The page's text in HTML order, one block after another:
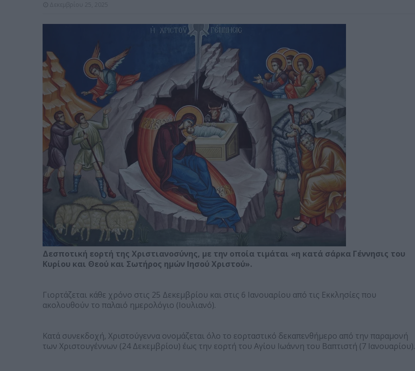
Δεσποτική εορτή της Χριστιανοσύνης, με την οποία τιμάται «η κατά σάρκα Γέννησις του
Κυρίου και Θεού και Σωτήρος ημών Ιησού Χριστού».
Γιορτάζεται κάθε χρόνο στις 25 Δεκεμβρίου και στις 6 Ιανουαρίου από τις Εκκλησίες που
ακολουθούν το παλαιό ημερολόγιο (Ιουλιανό).
Κατά συνεκδοχή, Χριστούγεννα ονομάζεται όλο το εορταστικό δεκαπενθήμερο από την παραμονή
των Χριστουγέννων (24 Δεκεμβρίου) έως την εορτή του Αγίου Ιωάννη του Βαπτιστή (7 Ιανουαρίου).